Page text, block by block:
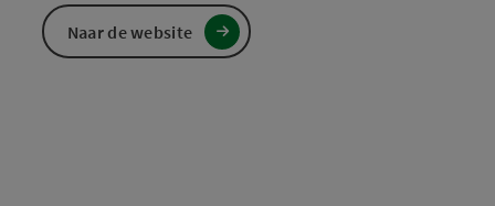
Naar de website